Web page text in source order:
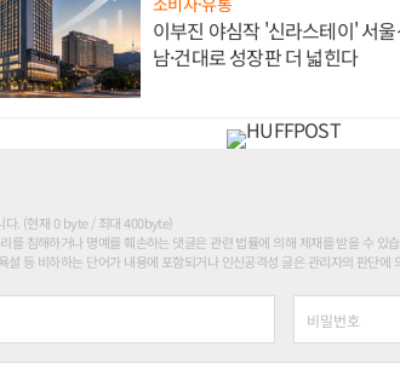
이부진 야심작 '신라스테이' 서
남·건대로 성장판 더 넓힌다
다. (현재 0 byte / 최대 400byte)
를 침해하거나 명예를 훼손하는 댓글은 관련 법률에 의해 제재를 받을 수 있
설 등 비하하는 단어가 내용에 포함되거나 인신공격성 글은 관리자의 판단에